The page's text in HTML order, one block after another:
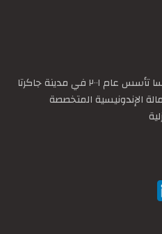
مكتب جافا للاستقدام من اندونيسا تأسس عام ٢٠٠١ في مدينة جاكرتا
الإندونيسية المتخصصة